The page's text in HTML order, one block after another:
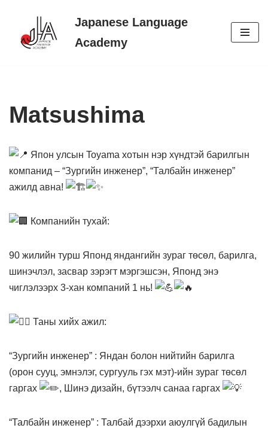
Skip
Japanese Language
Academy
Matsushima
Япон улсын Toyama хотын нэр хүндтэй барилгын
компанид – “Зургийн инженер”, “Талбайн инженер”
ажилд авна!
Компанийн тухай:
90 жилийн турш Японд яндангийн зураг төсөл, барилга,
шинэчлэл, засвар зэрэгт мэргэшсэн, Японд энэ
чиглэлээрх 3-хан компаний 1 нь!
Таны хийх ажил:
“Зургийн инженер” : Яндан болон нийтийн барилга
(орон сууц, эмнэлэг, сургууль гэх мэт)-ийн зураг төсөл
гаргах
, Шинэ дизайн, бүтээлч санаа гаргах
“Талбайн инженер” : Талбай дээрхи аюулгүй бадилын